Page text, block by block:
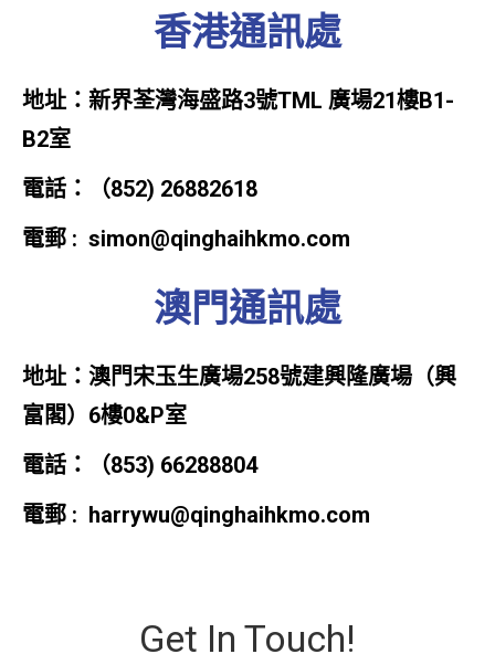
香港通訊處
地址：新界荃灣海盛路3號TML 廣場21樓B1-
B2室
電話：（852) 26882618
電郵 : simon@qinghaihkmo.com
澳門通訊處
地址：澳門宋玉生廣場258號建興隆廣場（興
富閣）6樓0&P室
電話：（853) 66288804
電郵 : harrywu@qinghaihkmo.com
Get In Touch!